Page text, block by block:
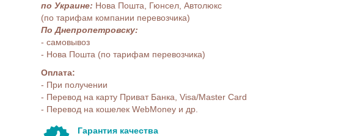
по Украине: Нова Пошта, Гюнсел, Автолюкс
(по тарифам компании перевозчика)
По Днепропетровску:
- самовывоз
- Нова Пошта (по тарифам перевозчика)
Оплата:
- При получении
- Перевод на карту Приват Банка, Visa/Master Card
- Перевод на кошелек WebMoney и др.
Гарантия качества